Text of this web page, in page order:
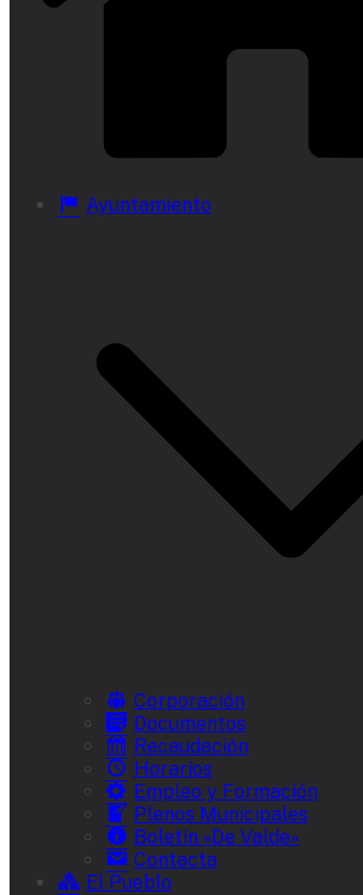
Ayuntamiento
Corporación
Documentos
Recaudación
Horarios
Empleo y Formación
Plenos Municipales
Boletín «De Valde»
Contacta
El Pueblo